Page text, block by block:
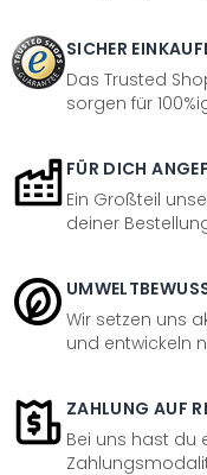
SICHER
Das Trusted
sorgen für
FÜR DICH
Ein Großteil
deiner
Wir setzen uns
und entwickeln
ZAHLUNG AUF
Bei uns hast du